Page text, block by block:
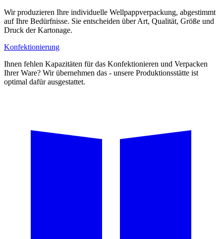
Wir produzieren Ihre individuelle Wellpappverpackung, abgestimmt
auf Ihre Bedürfnisse. Sie entscheiden über Art, Qualität, Größe und
Druck der Kartonage.
Konfektionierung
Ihnen fehlen Kapazitäten für das Konfektionieren und Verpacken
Ihrer Ware? Wir übernehmen das - unsere Produktionsstätte ist
optimal dafür ausgestattet.